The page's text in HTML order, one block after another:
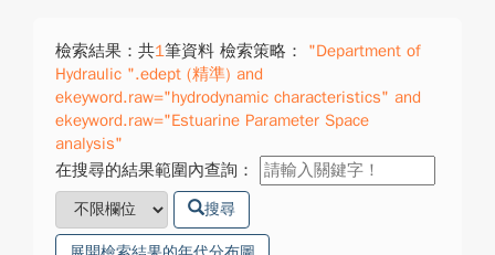
檢索結果：共1筆資料 檢索策略：
"Department of
Hydraulic ".edept (精準) and
ekeyword.raw="hydrodynamic characteristics" and
ekeyword.raw="Estuarine Parameter Space
analysis"
在搜尋的結果範圍內查詢：
搜尋